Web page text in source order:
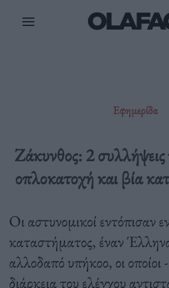
Εφημερίδα
Ζάκυνθος: 2
οπλοκατοχή και βία
Οι αστυνομικοί εντόπισαν
καταστήματος, έναν
αλλοδαπό υπήκοο, οι
διάρκεια του ελέγχου